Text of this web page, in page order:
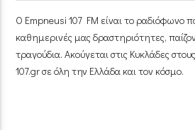
Ο Empneusi 107 FM είναι το ραδιόφωνο
καθημερινές μας δραστηριότητες,
τραγούδια. Ακούγεται στις Κυκλάδες
107.gr σε όλη την Ελλάδα και τον κόσμο.